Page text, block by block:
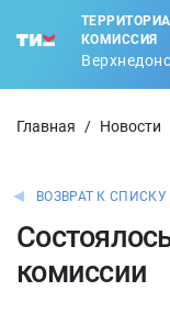
КОМИССИЯ
Главная / Новости
ВОЗВРАТ К СПИСКУ
комиссии